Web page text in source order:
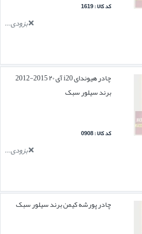
کد کالا : 1619
بزودی...
چادر هیوندای i20 آی ۲۰ 2015-2012
برند سیلور سبک
کد کالا : 0908
بزودی...
چادر پورشه کیمن برند سیلور سبک